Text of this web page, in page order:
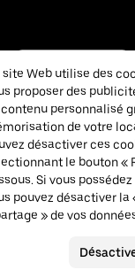
Inc.
site Web utilise des
proposer des
personnalisé
de votre
désactiver ces
le bouton «
Si vous
pouvez désactiver la
» de vos